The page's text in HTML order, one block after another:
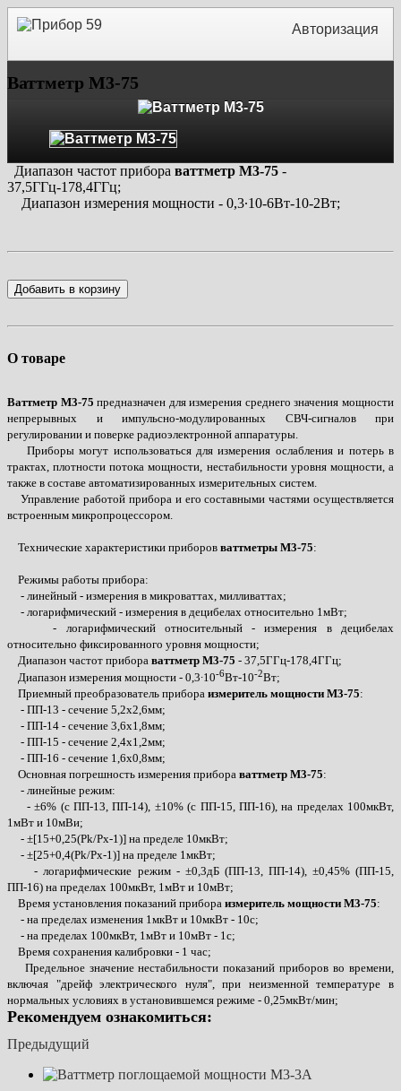
Авторизация
Ваттметр М3-75
Диапазон частот прибора ваттметр М3-75 -
37,5ГГц-178,4ГГц;
Диапазон измерения мощности - 0,3∙10-6Вт-10-2Вт;
Добавить в корзину
О товаре
Ваттметр М3-75 предназначен для измерения среднего значения мощности
непрерывных и импульсно-модулированных СВЧ-сигналов при
регулировании и поверке радиоэлектронной аппаратуры.
Приборы могут использоваться для измерения ослабления и потерь в
трактах, плотности потока мощности, нестабильности уровня мощности, а
также в составе автоматизированных измерительных систем.
Управление работой прибора и его составными частями осуществляется
встроенным микропроцессором.
Технические характеристики приборов ваттметры М3-75:
Режимы работы прибора:
- линейный - измерения в микроваттах, милливаттах;
- логарифмический - измерения в децибелах относительно 1мВт;
- логарифмический относительный - измерения в децибелах
относительно фиксированного уровня мощности;
Диапазон частот прибора ваттметр М3-75 - 37,5ГГц-178,4ГГц;
Диапазон измерения мощности - 0,3∙10-6Вт-10-2Вт;
Приемный преобразователь прибора измеритель мощности М3-75:
- ПП-13 - сечение 5,2х2,6мм;
- ПП-14 - сечение 3,6х1,8мм;
- ПП-15 - сечение 2,4х1,2мм;
- ПП-16 - сечение 1,6х0,8мм;
Основная погрешность измерения прибора ваттметр М3-75:
- линейные режим:
- ±6% (с ПП-13, ПП-14), ±10% (с ПП-15, ПП-16), на пределах 100мкВт,
1мВт и 10мВи;
- ±[15+0,25(Pk/Px-1)] на пределе 10мкВт;
- ±[25+0,4(Pk/Px-1)] на пределе 1мкВт;
- логарифмические режим - ±0,3дБ (ПП-13, ПП-14), ±0,45% (ПП-15,
ПП-16) на пределах 100мкВт, 1мВт и 10мВт;
Время установления показаний прибора измеритель мощности М3-75:
- на пределах изменения 1мкВт и 10мкВт - 10с;
- на пределах 100мкВт, 1мВт и 10мВт - 1с;
Время сохранения калибровки - 1 час;
Предельное значение нестабильности показаний приборов во времени,
включая "дрейф электрического нуля", при неизменной температуре в
нормальных условиях в установившемся режиме - 0,25мкВт/мин;
Рекомендуем ознакомиться:
Предыдущий